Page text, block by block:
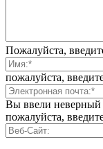
Пожалуйста,
пожалуйста,
Вы ввели неверный
пожалуйста,